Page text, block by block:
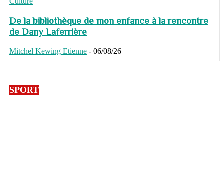
De la bibliothèque de mon enfance à la rencontre
de Dany Laferrière
Mitchel Kewing Etienne - 06/08/26
SPORT